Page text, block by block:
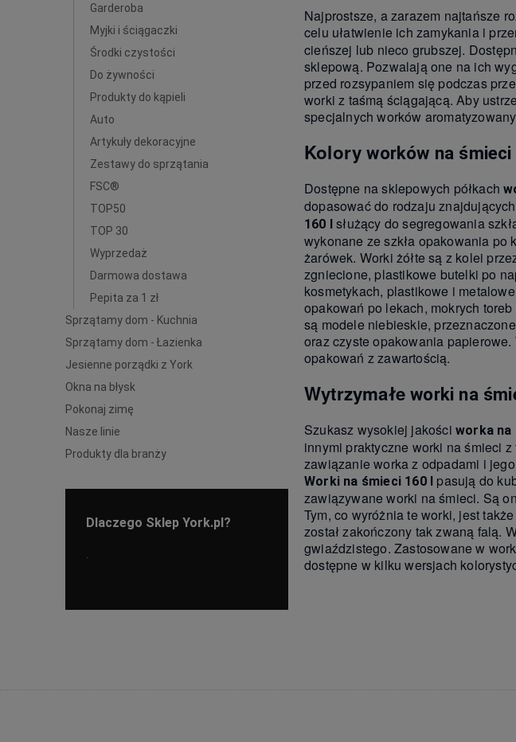
Garderoba
Myjki i ściągaczki
Środki czystości
Do żywności
Produkty do kąpieli
Auto
Artykuły dekoracyjne
Zestawy do sprzątania
FSC®
TOP50
TOP 30
Wyprzedaż
Darmowa dostawa
Pepita za 1 zł
Sprzątamy dom - Kuchnia
Sprzątamy dom - Łazienka
Jesienne porządki z York
Okna na błysk
Pokonaj zimę
Nasze linie
Produkty dla branży
Dlaczego Sklep York.pl?
Najprostsze, a zarazem najtańsze
celu ułatwienie ich zamykania i
cieńszej lub nieco grubszej.
sklepową. Pozwalają one na ich
przed rozsypaniem się podczas
worki z taśmą ściągającą. Aby
specjalnych worków
Koloryworków na śmieci
Dostępne na sklepowych półkach
dopasować do rodzaju
160 l służący do segregowania
wykonane ze szkła opakowania
żarówek. Worki żółte są z kolei
zgniecione, plastikowe butelki po
kosmetykach, plastikowe i
opakowań po lekach, mokrych
są modele niebieskie,
oraz czyste opakowania
opakowań z zawartością.
Wytrzymałeworki na
Szukasz wysokiej jakości worka na
innymi praktyczne worki na śmieci
zawiązanie worka z odpadami i
Worki na śmieci 160 l pasują do
zawiązywane worki na śmieci. Są
Tym, co wyróżnia te worki, jest
został zakończony tak zwaną falą.
gwiaździstego. Zastosowane w
dostępne w kilku wersjach